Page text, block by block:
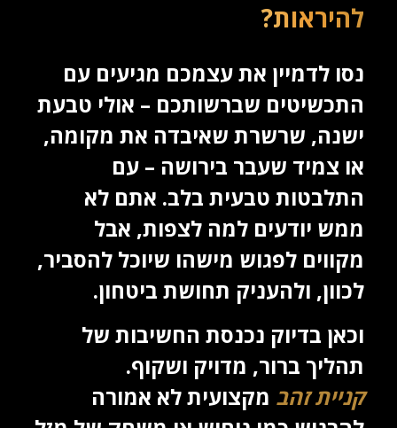
להיראות?
נסו לדמיין את עצמכם מגיעים עם
התכשיטים שברשותכם – אולי טבעת
ישנה, שרשרת שאיבדה את מקומה,
או צמיד שעבר בירושה – עם
התלבטות טבעית בלב. אתם לא
ממש יודעים למה לצפות, אבל
מקווים לפגוש מישהו שיוכל להסביר,
לכוון, ולהעניק תחושת ביטחון.
וכאן בדיוק נכנסת החשיבות של
תהליך ברור, מדויק ושקוף.
קניית זהב מקצועית לא אמורה